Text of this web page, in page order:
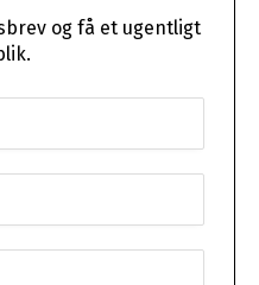
og få et ugentligt